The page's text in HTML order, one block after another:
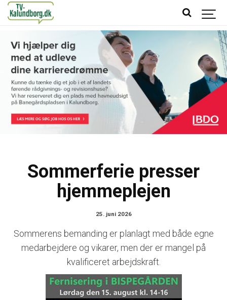
Sommerferie presser
hjemmeplejen
25. juni 2026
Sommerens bemanding er planlagt med både egne
medarbejdere og vikarer, men der er mangel på
kvalificeret arbejdskraft.